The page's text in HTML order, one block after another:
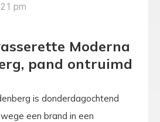
pm
Moderna
pand ontruimd
is donderdagochtend
een brand in een